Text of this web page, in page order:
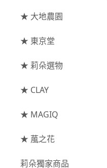
大玫瑰
- 迷你玫瑰
- 庭園玫瑰
- 其他玫瑰
主花
菊花
索拉花(僅花頭)
原色
葉材⧸藤蔓
枝條
果實
捧花架⧸吊架
藤圈⧸注連繩
提籃
花插
工具⧸型錄
資材
★ 大地農園
★ 東京堂
★ 莉朵選物
★ CLAY
★ MAGIQ
★ 葻之花
莉朵獨家商品